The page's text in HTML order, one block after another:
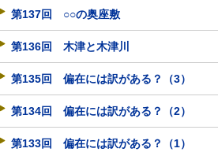
第137回 ○○の奥座敷
第136回 木津と木津川
第135回 偏在には訳がある？（3）
第134回 偏在には訳がある？（2）
第133回 偏在には訳がある？（1）